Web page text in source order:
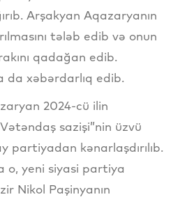
Arşakyan Aqazaryanın
tələb edib və onun
qadağan edib.
da xəbərdarlıq edib.
2024-cü ilin
sazişi”nin üzvü
partiyadan kənarlaşdırılıb.
o, yeni siyasi partiya
Nikol Paşinyanın